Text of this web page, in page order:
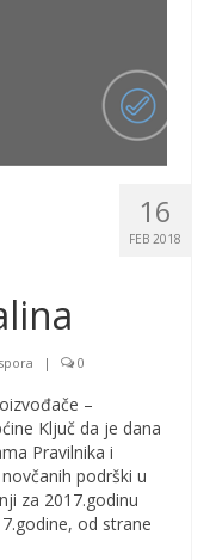
16
FEB 2018
| 0
–
Ključ da je dana
Pravilnika i
podrški u
za 2017.godinu
od strane